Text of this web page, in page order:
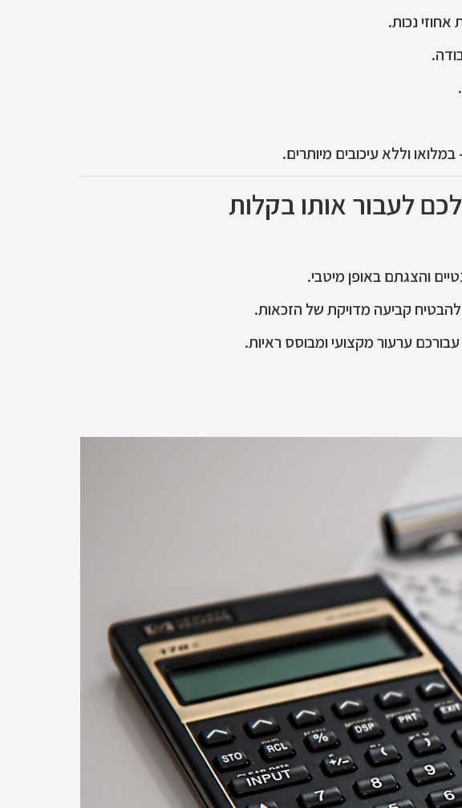
אחוזי נכות.
וללא עיכובים מיותרים.
לעבור אותו בקלות
והצגתם באופן מיטבי.
קביעה מדויקת של הזכאות.
ערעור מקצועי ומבוסס ראיות.